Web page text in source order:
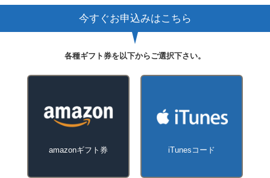
今すぐお申込みはこちら
各種ギフト券を以下からご選択下さい。
amazonギフト券 iTunesコード